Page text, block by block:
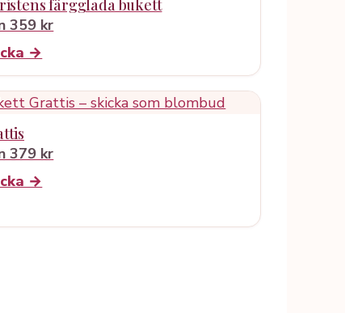
färgglada bukett
359 kr
→
379 kr
→